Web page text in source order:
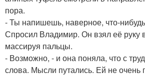
пора.
- Ты напишешь, наверное, что-
Спросил Владимир. Он взял её руку
массируя пальцы.
- Возможно, - и она поняла, что с
слова. Мысли путались. Ей не очень